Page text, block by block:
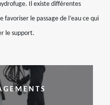
Il existe différentes
le passage de l’eau ce qui
le support.